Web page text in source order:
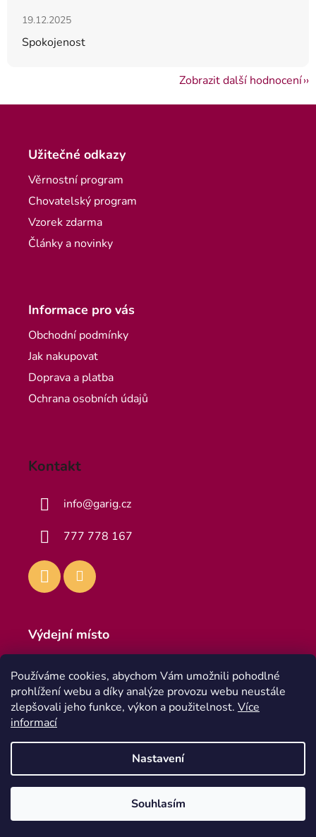
Používáme cookies, abychom Vám umožnili pohodlné
prohlížení webu a díky analýze provozu webu neustále
zlepšovali jeho funkce, výkon a použitelnost. Více
informací
Nastavení
Souhlasím
Hodnocení obchodu je 5 z 5 hvězdiček.
19.12.2025
Spokojenost
Zobrazit další hodnocení
Užitečné odkazy
Věrnostní program
Chovatelský program
Vzorek zdarma
Články a novinky
Informace pro vás
Obchodní podmínky
Jak nakupovat
Doprava a platba
Ochrana osobních údajů
Kontakt
info@garig.cz
777 778 167
Výdejní místo
Výdejna
Teplická 916, 418 01 Bílina 1
Po - Pa 8:00 - 16:30
Vytvořil Shoptet Premium
Copyright 2026Garig. Všechna práva vyhrazena.